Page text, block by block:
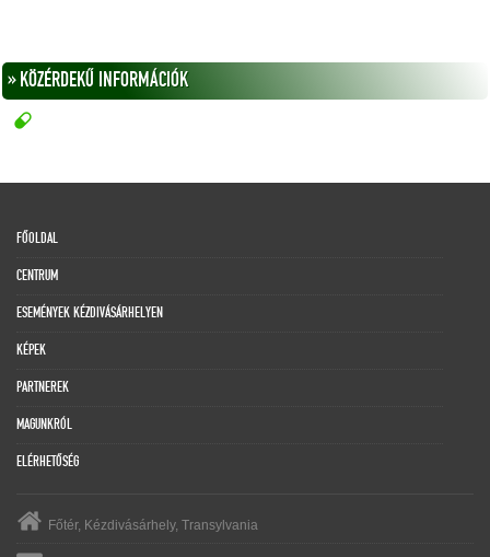
» KÖZÉRDEKŰ INFORMÁCIÓK
FŐOLDAL
CENTRUM
ESEMÉNYEK KÉZDIVÁSÁRHELYEN
KÉPEK
PARTNEREK
MAGUNKRÓL
ELÉRHETŐSÉG
Főtér, Kézdivásárhely, Transylvania